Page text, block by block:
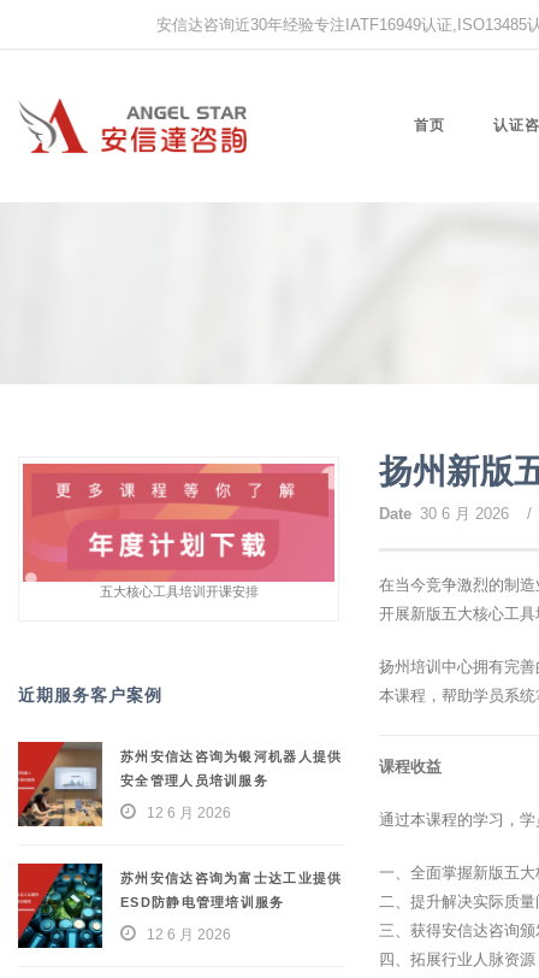
安信达咨询近30年经验专注IATF16949认证
首页 认证
扬州新版
Date 30 6 月 2026 /
在当今竞争激烈的制
开展新版五大核心工
扬州培训中心拥有完
本课程，帮助学员系
课程收益
通过本课程的学习，
一、全面掌握新版五
二、提升解决实际质
三、获得安信达咨询
四、拓展行业人脉资
五大核心工具培训开课安排
近期服务客户案例
苏州安信达咨询为银河机器人提供
安全管理人员培训服务
12 6 月 2026
苏州安信达咨询为富士达工业提供
ESD防静电管理培训服务
12 6 月 2026